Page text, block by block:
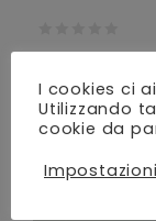
of
5
italiano FS
Da:19,90€
ADD TO
I cookies ci
Utilizzando
cookie da
Impostazioni